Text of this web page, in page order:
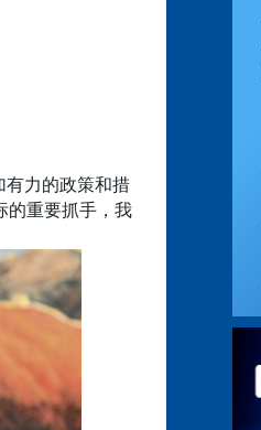
有力的政策和措
的重要抓手，我